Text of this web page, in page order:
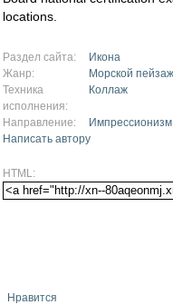
locations.
Раздел сайта:
Икона
Жанр:
Морской пейзаж
Техника
исполнения:
Коллаж
Направление:
Импрессионизм
Написать автору
HTML:
Нравится